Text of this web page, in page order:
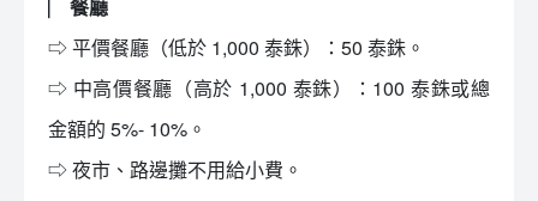
⎸ 餐廳
⇨ 平價餐廳（低於 1,000 泰銖）：50 泰銖。
⇨ 中高價餐廳（高於 1,000 泰銖）：100 泰銖或總
金額的 5%- 10%。
⇨ 夜市、路邊攤不用給小費。